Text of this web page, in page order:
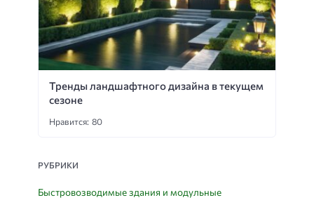
Тренды ландшафтного дизайна в текущем
сезоне
Нравится: 80
РУБРИКИ
Быстровозводимые здания и модульные